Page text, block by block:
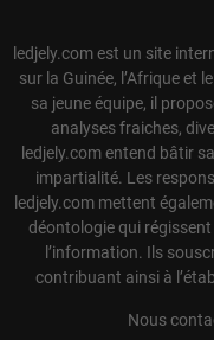
ledjely.com est un site
sur la Guinée, l’Afrique et
sa jeune équipe, il
analyses fraiches,
ledjely.com entend bâtir
impartialité. Les
ledjely.com mettent
déontologie qui
l’information. Ils
contribuant ainsi à
Nous